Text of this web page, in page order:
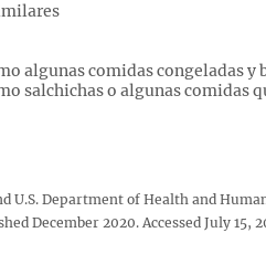
algunas comidas congeladas y
salchichas o algunas comidas
U.S. Department of Health and
December 2020. Accessed July 15,